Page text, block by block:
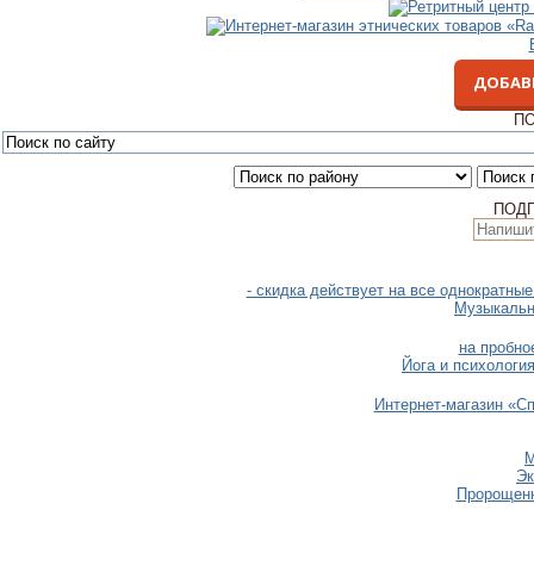
- скидка действует на все
на
Йога и
Интернет-магазин